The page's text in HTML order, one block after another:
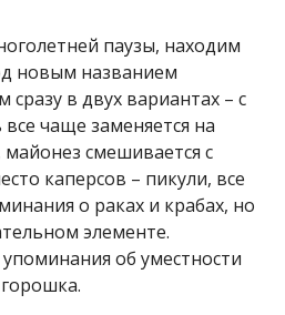
паузы, находим
новым названием
в двух вариантах – с
чаще заменяется на
смешивается с
каперсов – пикули, все
о раках и крабах, но
элементе.
об уместности